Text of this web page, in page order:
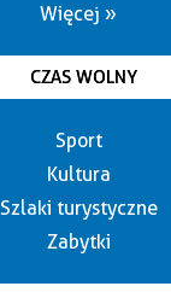
Więcej »
CZAS WOLNY
Sport
Kultura
Szlaki turystyczne
Zabytki